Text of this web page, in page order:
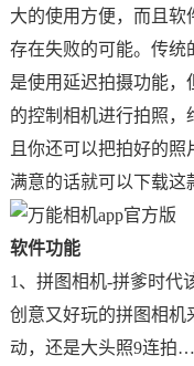
大的使用方便，而且软
存在失败的可能。传统
是使用延迟拍摄功能，
的控制相机进行拍照，
且你还可以把拍好的
满意的话就可以下载这
软件功能
1、拼图相机-拼爹时代
创意又好玩的拼图相机
动，还是大头照9连拍